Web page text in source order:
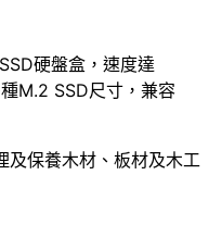
硬盤盒，速度達
M.2 SSD尺寸，兼容
及保養木材、板材及木工